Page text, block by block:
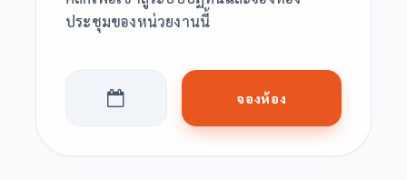
ประชุมของหน่วยงานนี้
จองห้อง